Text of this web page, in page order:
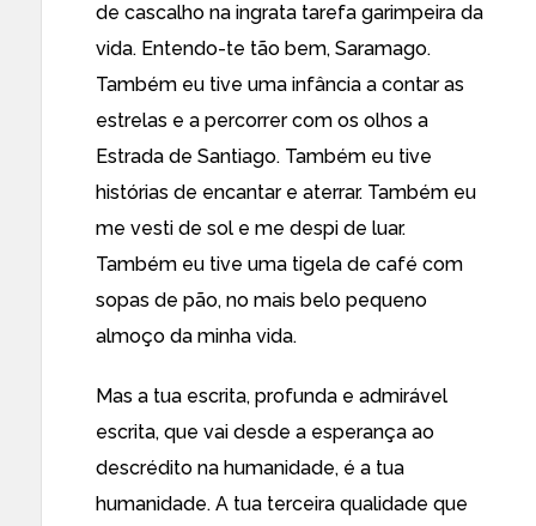
de cascalho na ingrata tarefa garimpeira da
vida. Entendo-te tão bem, Saramago.
Também eu tive uma infância a contar as
estrelas e a percorrer com os olhos a
Estrada de Santiago. Também eu tive
histórias de encantar e aterrar. Também eu
me vesti de sol e me despi de luar.
Também eu tive uma tigela de café com
sopas de pão, no mais belo pequeno
almoço da minha vida.
Mas a tua escrita, profunda e admirável
escrita, que vai desde a esperança ao
descrédito na humanidade, é a tua
humanidade. A tua terceira qualidade que